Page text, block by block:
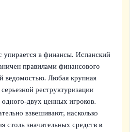
упирается в финансы. Испанский
правилами финансового
ведомостью. Любая крупная
реструктуризации
двух ценных игроков.
взвешивают, насколько
столь значительных средств в